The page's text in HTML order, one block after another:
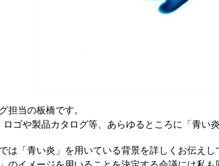
担当の板橋です。
ゴや製品カタログ等、あらゆるところに「青い
は「青い炎」を用いている背景を詳しくお伝えし